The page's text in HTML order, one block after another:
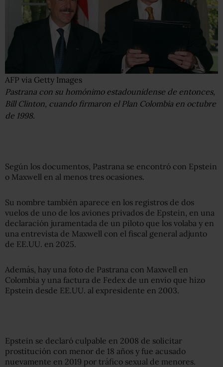
AFP via Getty Images
Pastrana con su homónimo estadounidense de entonces,
Bill Clinton, cuando firmaron el Plan Colombia en octubre
de 1998.
Según los documentos, Pastrana se encontró con Epstein
o Maxwell en al menos tres ocasiones.
Su nombre también aparece en los registros de dos
vuelos de uno de los aviones privados de Epstein, en una
declaración juramentada de un piloto que los volaba y en
una entrevista de Maxwell con el fiscal general adjunto
de EE.UU. en 2025.
Además, hay una foto de Pastrana con Maxwell en
Colombia y una factura de Fedex de un envío que hizo
Epstein desde EE.UU. al expresidente en 2003.
Epstein se declaró culpable en 2008 de solicitar
prostitución con menor de 18 años y fue acusado
nuevamente en 2019 por tráfico sexual de menores.